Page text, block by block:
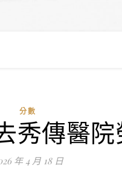
分數
秀傳醫院
年 4 月 18 日